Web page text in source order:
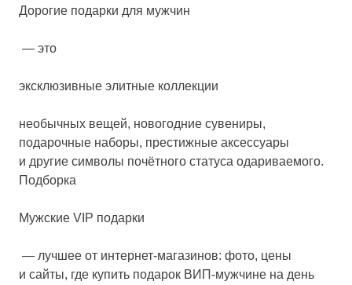
Дорогие подарки для мужчин
— это
эксклюзивные элитные коллекции
необычных вещей, новогодние сувениры,
подарочные наборы, престижные аксессуары
и другие символы почётного статуса одариваемого.
Подборка
Мужские VIP подарки
— лучшее от интернет-магазинов: фото, цены
и сайты, где купить подарок ВИП-мужчине на день